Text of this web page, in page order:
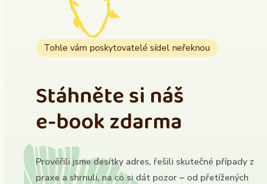
Tohle vám poskytovatelé sídel neřeknou
Stáhněte si náš
e-book zdarma
Prověřili jsme desítky adres, řešili skutečné případy z
praxe a shrnuli, na co si dát pozor – od přetížených